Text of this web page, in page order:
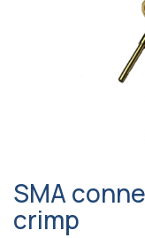
SMA
crimp